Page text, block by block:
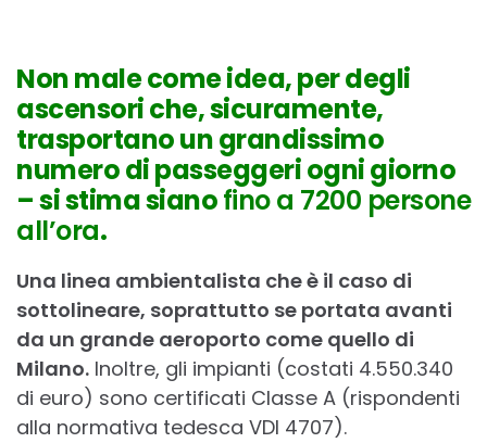
Non male come idea, per degli
ascensori che, sicuramente,
trasportano un grandissimo
numero di passeggeri ogni giorno
– si stima sianofino a 7200 persone
all’ora.
Una linea ambientalista che è il caso di
sottolineare, soprattutto se portata avanti
da un grande aeroporto come quello di
Milano. Inoltre, gli impianti (costati 4.550.340
di euro) sono certificati Classe A (rispondenti
alla normativa tedesca VDI 4707).